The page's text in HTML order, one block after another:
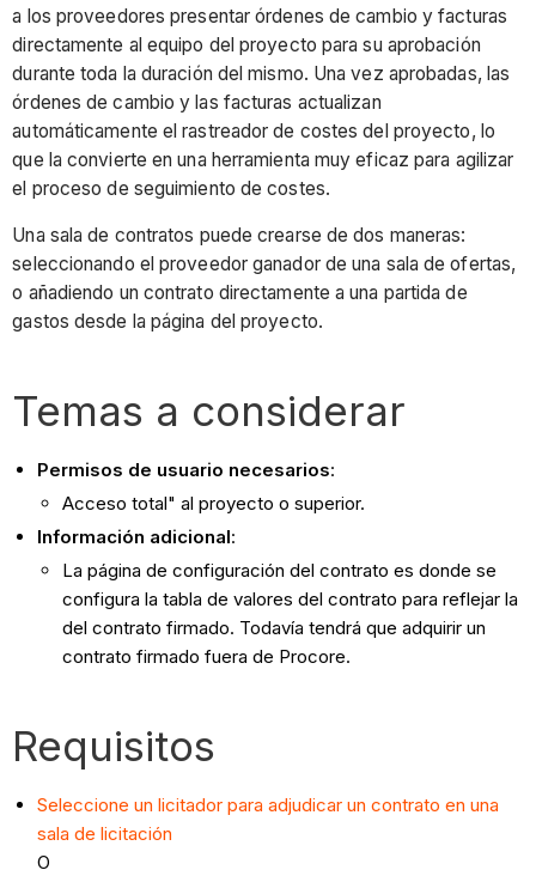
a los proveedores presentar órdenes de cambio y facturas
directamente al equipo del proyecto para su aprobación
durante toda la duración del mismo. Una vez aprobadas, las
órdenes de cambio y las facturas actualizan
automáticamente el rastreador de costes del proyecto, lo
que la convierte en una herramienta muy eficaz para agilizar
el proceso de seguimiento de costes.
Una sala de contratos puede crearse de dos maneras:
seleccionando el proveedor ganador de una sala de ofertas,
o añadiendo un contrato directamente a una partida de
gastos desde la página del proyecto.
Temas a considerar
Permisos de usuario necesarios:
Acceso total" al proyecto o superior.
Información adicional:
La página de configuración del contrato es donde se
configura la tabla de valores del contrato para reflejar la
del contrato firmado. Todavía tendrá que adquirir un
contrato firmado fuera de Procore.
Requisitos
Seleccione un licitador para adjudicar un contrato en una
sala de licitación
O